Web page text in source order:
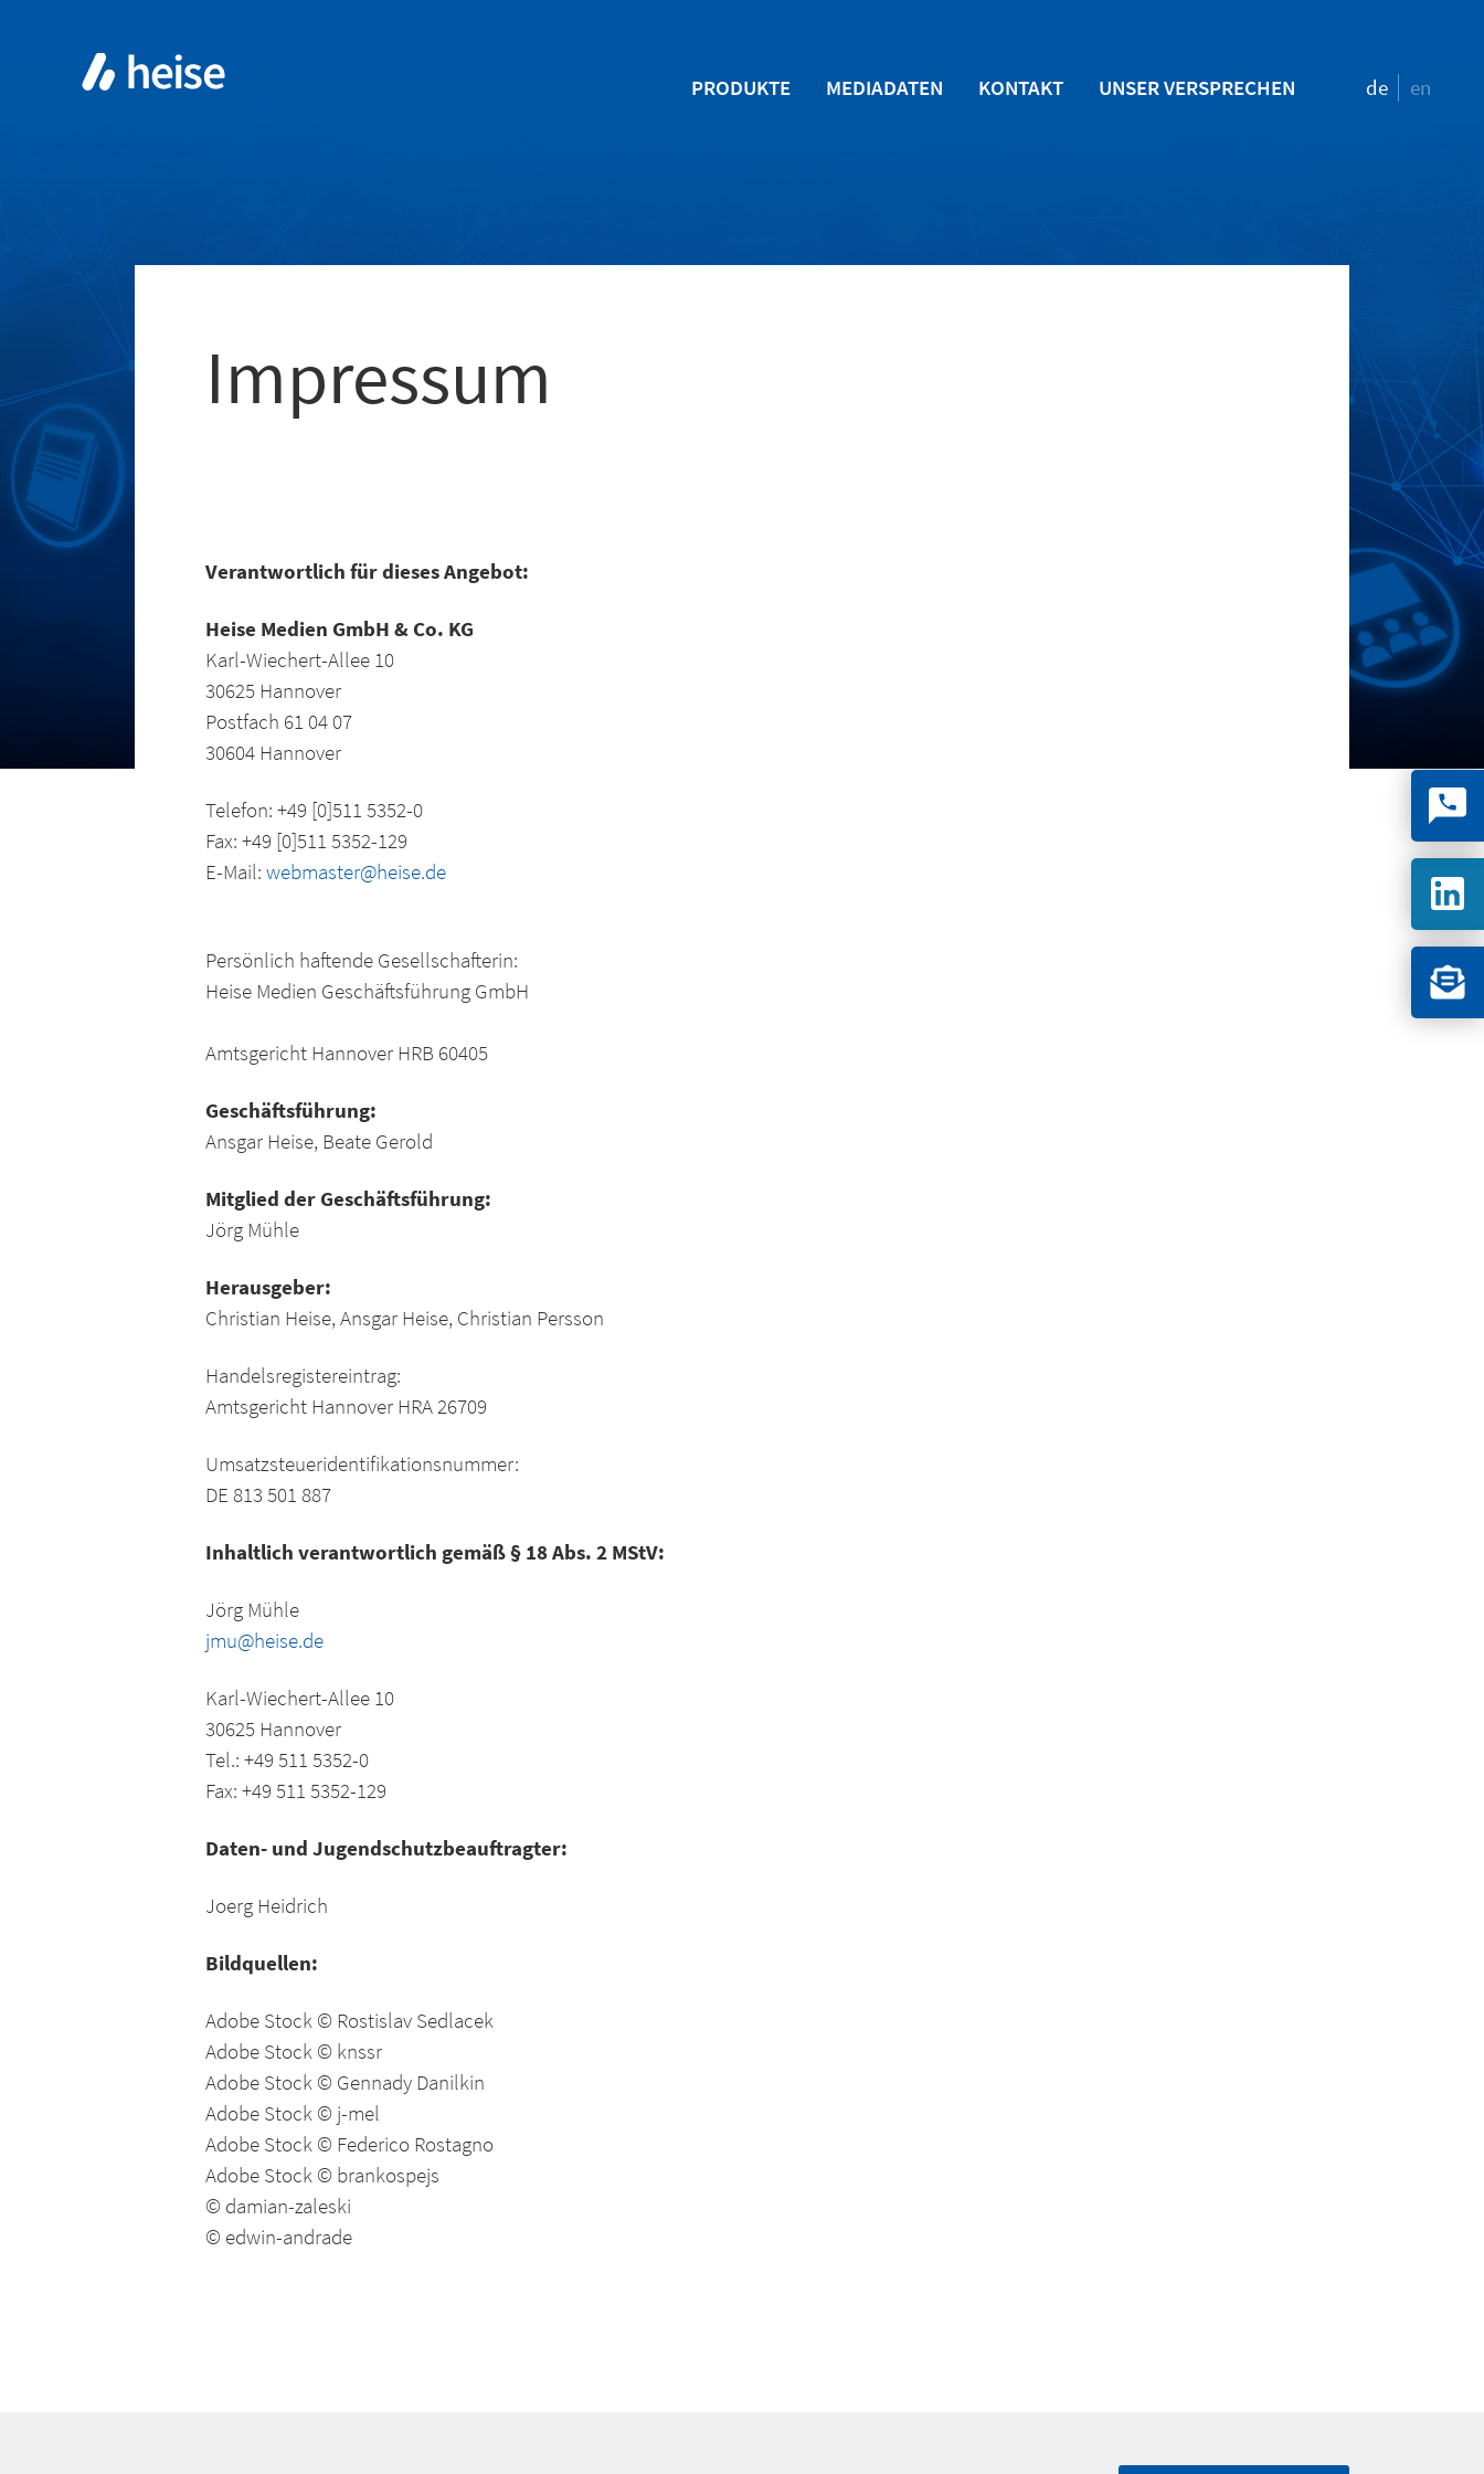
PRODUKTE MEDIADATEN KONTAKT UNSER VERSPRECHEN de en
Impressum
Verantwortlich für dieses Angebot:
Heise Medien GmbH & Co. KG
Karl-Wiechert-Allee 10
30625 Hannover
Postfach 61 04 07
30604 Hannover
Telefon: +49 [0]511 5352-0
Fax: +49 [0]511 5352-129
E-Mail: webmaster@heise.de
Persönlich haftende Gesellschafterin:
Heise Medien Geschäftsführung GmbH
Amtsgericht Hannover HRB 60405
Geschäftsführung:
Ansgar Heise, Beate Gerold
Mitglied der Geschäftsführung:
Jörg Mühle
Herausgeber:
Christian Heise, Ansgar Heise, Christian Persson
Handelsregistereintrag:
Amtsgericht Hannover HRA 26709
Umsatzsteueridentifikationsnummer:
DE 813 501 887
Inhaltlich verantwortlich gemäß § 18 Abs. 2 MStV:
Jörg Mühle
jmu@heise.de
Karl-Wiechert-Allee 10
30625 Hannover
Tel.: +49 511 5352-0
Fax: +49 511 5352-129
Daten- und Jugendschutzbeauftragter:
Joerg Heidrich
Bildquellen:
Adobe Stock © Rostislav Sedlacek
Adobe Stock © knssr
Adobe Stock © Gennady Danilkin
Adobe Stock © j-mel
Adobe Stock © Federico Rostagno
Adobe Stock © brankospejs
© damian-zaleski
© edwin-andrade